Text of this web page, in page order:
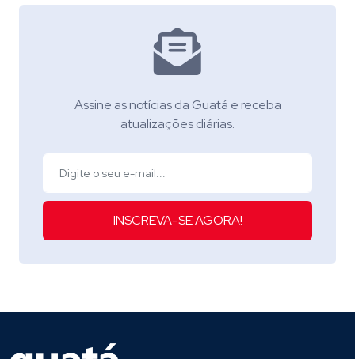
Assine as notícias da Guatá e receba
atualizações diárias.
INSCREVA-SE AGORA!